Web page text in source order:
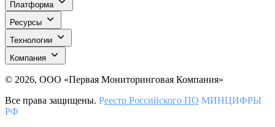
Платформа
Ресурсы
Технологии
Компания
© 2026, ООО «Первая Мониторинговая Компания»
Все права защищены. Реестр Российского ПО МИНЦИФРЫ
РФ